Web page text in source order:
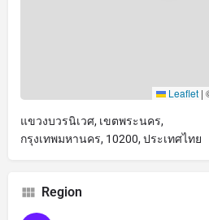
Leaflet |
แขวงบวรนิเวศ, เขตพระนคร,
กรุงเทพมหานคร, 10200, ประเทศไทย
Region